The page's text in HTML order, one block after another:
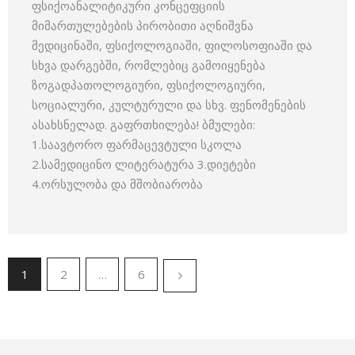
ფსიქოანალიტიკური კონცეფციის
მიმართულებების პირობითი აღნიშვნა
მედიცინაში, ფსიქოლოგიაში, ფილოსოფიაში და
სხვა დარგებში, რომლებიც გამოიყენება
ზოგადპათოლოგიური, ფსიქოლოგიური,
სოციალური, კულტურული და სხვ. ფენომენების
ასახსნელად. გაფრთხილება! ბმულები:
1.საავტორო ფარმაცევტული სკოლა
2.სამედიცინო ლიტერატურა 3.დიეტები
4.ორსულობა და მშობიარობა
1 2 … 6